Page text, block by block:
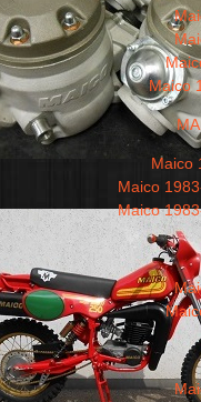
Maico
Maico
Maico
Maico